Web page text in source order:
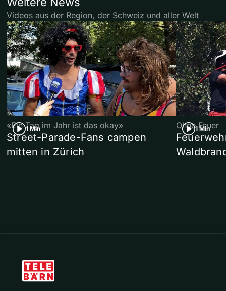
Videos aus der Region, der Schweiz und aller Welt
1 Min
«Ein Tag im Jahr ist das okay»
Street-Parade-Fans campen
mitten in Zürich
1 Min
Ohne Feuer